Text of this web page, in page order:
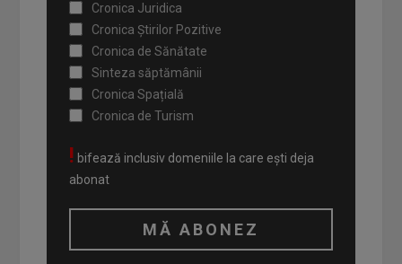
Cronica Juridica
Cronica Știrilor Pozitive
Cronica de Sănătate
Sinteza săptămânii
Cronica Spațială
Cronica de Turism
! bifează inclusiv domeniile la care ești deja
abonat